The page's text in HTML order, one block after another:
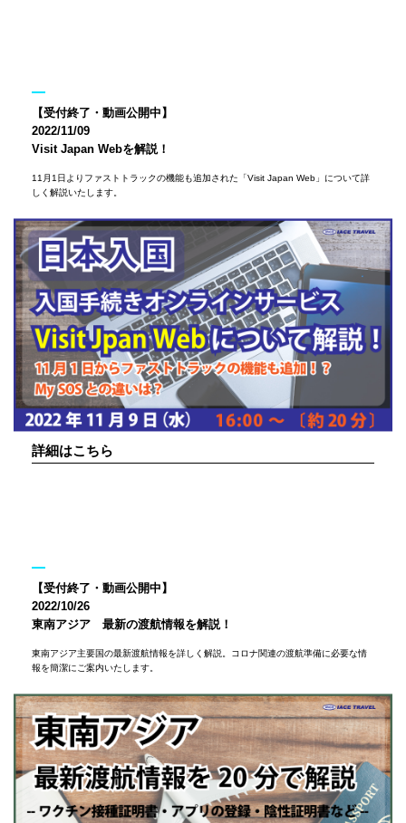
【受付終了・動画公開中】
2022/11/09
Visit Japan Webを解説！
11月1日よりファストトラックの機能も追加された「Visit Japan Web」について詳
しく解説いたします。
詳細はこちら
【受付終了・動画公開中】
2022/10/26
東南アジア 最新の渡航情報を解説！
東南アジア主要国の最新渡航情報を詳しく解説。コロナ関連の渡航準備に必要な情
報を簡潔にご案内いたします。